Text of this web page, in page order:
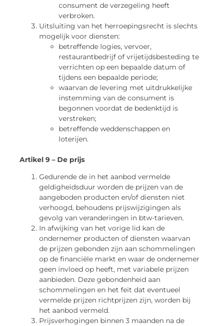
consument de verzegeling heeft
verbroken.
Uitsluiting van het herroepingsrecht is slechts
mogelijk voor diensten:
betreffende logies, vervoer,
restaurantbedrijf of vrijetijdsbesteding te
verrichten op een bepaalde datum of
tijdens een bepaalde periode;
waarvan de levering met uitdrukkelijke
instemming van de consument is
begonnen voordat de bedenktijd is
verstreken;
betreffende weddenschappen en
loterijen.
Artikel 9 – De prijs
Gedurende de in het aanbod vermelde
geldigheidsduur worden de prijzen van de
aangeboden producten en/of diensten niet
verhoogd, behoudens prijswijzigingen als
gevolg van veranderingen in btw-tarieven.
In afwijking van het vorige lid kan de
ondernemer producten of diensten waarvan
de prijzen gebonden zijn aan schommelingen
op de financiële markt en waar de ondernemer
geen invloed op heeft, met variabele prijzen
aanbieden. Deze gebondenheid aan
schommelingen en het feit dat eventueel
vermelde prijzen richtprijzen zijn, worden bij
het aanbod vermeld.
Prijsverhogingen binnen 3 maanden na de